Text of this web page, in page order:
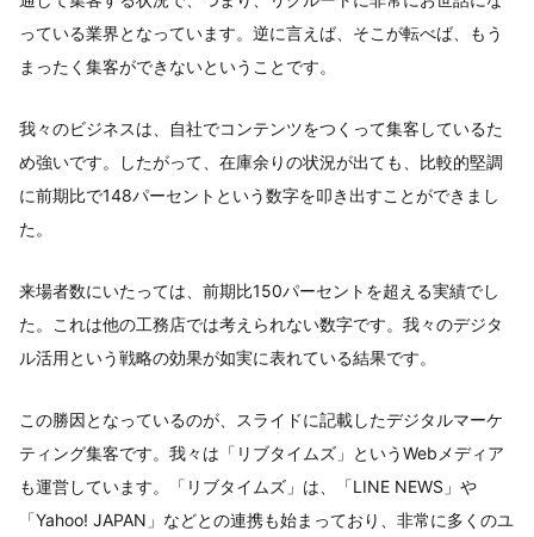
っている業界となっています。逆に言えば、そこが転べば、もう
まったく集客ができないということです。
我々のビジネスは、自社でコンテンツをつくって集客しているた
め強いです。したがって、在庫余りの状況が出ても、比較的堅調
に前期比で148パーセントという数字を叩き出すことができまし
た。
来場者数にいたっては、前期比150パーセントを超える実績でし
た。これは他の工務店では考えられない数字です。我々のデジタ
ル活用という戦略の効果が如実に表れている結果です。
この勝因となっているのが、スライドに記載したデジタルマーケ
ティング集客です。我々は「リブタイムズ」というWebメディア
も運営しています。「リブタイムズ」は、「LINE NEWS」や
「Yahoo! JAPAN」などとの連携も始まっており、非常に多くのユ